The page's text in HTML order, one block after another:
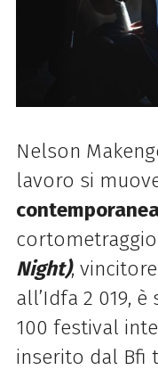
Nelson
lavoro si
cortometraggio
Night),
all’Idfa 2 019,
100 festival
inserito dal Bfi